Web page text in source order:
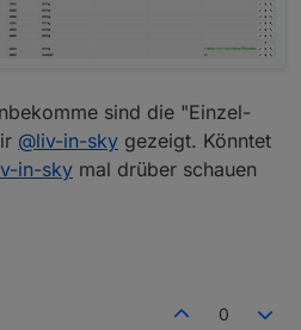
sind die "Einzel-
@liv-in-sky gezeigt. Könntet
in-sky mal drüber schauen
0